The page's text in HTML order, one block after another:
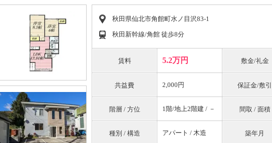
秋田県仙北市角館町水ノ目沢83-1
秋田新幹線/角館 徒歩8分
賃料 5.2万円 敷金/礼金
共益費 2,000円 保証金/敷引
階層 / 方位 1階/地上2階建 / － 間取 / 面積
種別 / 構造 アパート / 木造 築年月